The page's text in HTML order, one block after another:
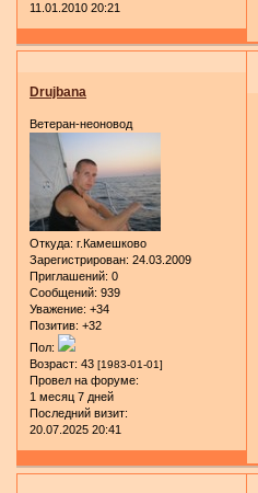
11.01.2010 20:21
Drujbana
Ветеран-неоновод
Откуда: г.Камешково
Зарегистрирован: 24.03.2009
Приглашений: 0
Сообщений: 939
Уважение: +34
Позитив: +32
Пол:
Возраст: 43 [1983-01-01]
Провел на форуме:
1 месяц 7 дней
Последний визит:
20.07.2025 20:41